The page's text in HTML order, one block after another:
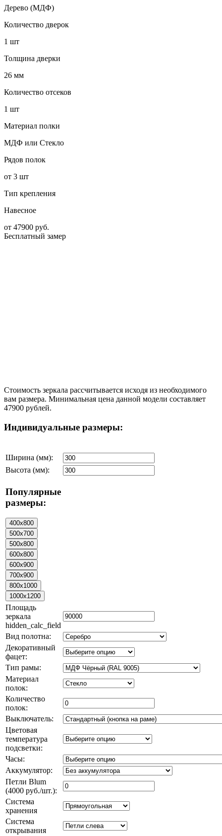
Дерево (МДФ)
Количество дверок
1 шт
Толщина дверки
26 мм
Количество отсеков
1 шт
Материал полки
МДФ или Стекло
Рядов полок
от 3 шт
Тип крепления
Навесное
от 47900 руб.
Бесплатный замер
Стоимость зеркала рассчитывается исходя из необходимого
вам размера. Минимальная цена данной модели составляет
47900 рублей.
Индивидуальные размеры:
Ширина (мм):
Высота (мм):
Популярные
размеры:
Площадь
зеркала
hidden_calc_field
Вид полотна:
Декоративный
фацет:
Тип рамы:
Материал
полок:
Количество
полок:
Выключатель:
Цветовая
температура
подсветки:
Часы:
Аккумулятор:
Петли Blum
(4000 руб./шт.):
Система
хранения
Система
открывания